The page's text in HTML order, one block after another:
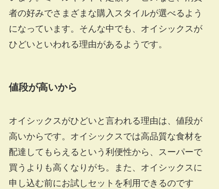
者の好みでさまざまな購入スタイルが選べるよう
になっています。そんな中でも、オイシックスが
ひどいといわれる理由があるようです。
値段が高いから
オイシックスがひどいと言われる理由は、値段が
高いからです。オイシックスでは高品質な食材を
配達してもらえるという利便性から、スーパーで
買うよりも高くなりがち。また、オイシックスに
申し込む前にお試しセットを利用できるのです